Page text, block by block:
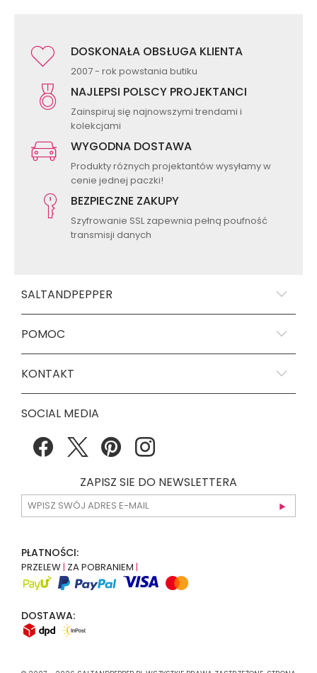
DOSKONAŁA OBSŁUGA KLIENTA
2007 - rok powstania butiku
NAJLEPSI POLSCY PROJEKTANCI
Zainspiruj się najnowszymi trendami i
kolekcjami
WYGODNA DOSTAWA
Produkty różnych projektantów wysyłamy w
cenie jednej paczki!
BEZPIECZNE ZAKUPY
Szyfrowanie SSL zapewnia pełną poufność
transmisji danych
SALTANDPEPPER
POMOC
KONTAKT
SOCIAL MEDIA
ZAPISZ SIE DO NEWSLETTERA
PŁATNOŚCI:
PRZELEW | ZA POBRANIEM |
DOSTAWA: